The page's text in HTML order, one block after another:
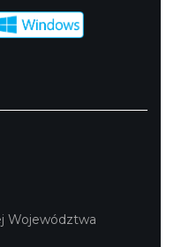
Województwa